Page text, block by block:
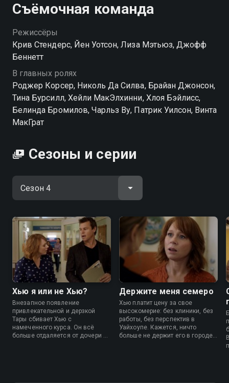
Съёмочная команда
Режиссёры
Крив Стендерс, Йен Уотсон, Лиза Мэтьюз, Джофф
Беннетт
В главных ролях
Роджер Корсер, Николь Да Силва, Брайан Джонсон,
Тина Бурсилл, Хейли МакЭлхинни, Хлоя Бэйлисс,
Белинда Бромилов, Чарльз Ву, Патрик Уилсон, Винта
МакГрат
Сезоны и серии
Хью я или не Хью?
Внезапное появление
привлекательной и дерзкой
Тары сбивает Хью с
намеченного курса. Он всё
больше отдаляется от дочери и
Держите меня семеро
Хью платит цену за свое
высокомерие: без клиники, без
работы, без перспектив в
Уайхоупе. Кажется, ничто
больше не держит его в городе,